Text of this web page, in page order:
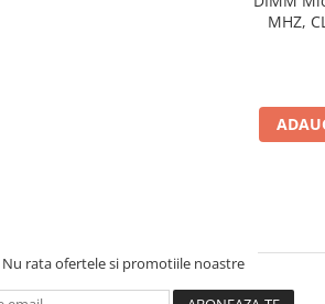
MHZ,
Nu rata ofertele si promotiile noastre